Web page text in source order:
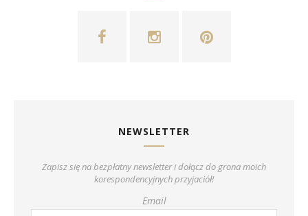
NEWSLETTER
Zapisz się na bezpłatny newsletter i dołącz do grona moich
korespondencyjnych przyjaciół!
Email